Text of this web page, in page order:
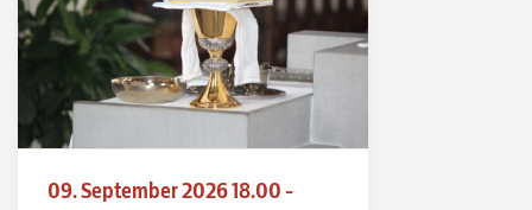
09. September 2026 18.00 -